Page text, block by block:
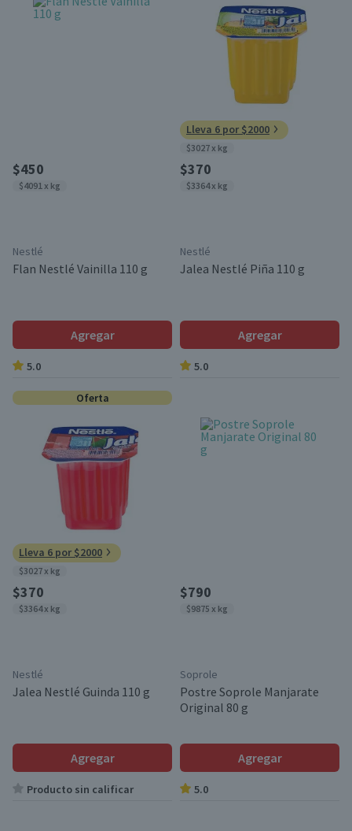
$450
$4091 x kg
Nestlé
Flan Nestlé Vainilla 110 g
Agregar
5.0
Lleva 6 por $2000
$3027 x kg
$370
$3364 x kg
Nestlé
Jalea Nestlé Piña 110 g
Agregar
5.0
Oferta
Lleva 6 por $2000
$3027 x kg
$370
$3364 x kg
Nestlé
Jalea Nestlé Guinda 110 g
Agregar
Producto sin calificar
$790
$9875 x kg
Soprole
Postre Soprole Manjarate
Original 80 g
Agregar
5.0